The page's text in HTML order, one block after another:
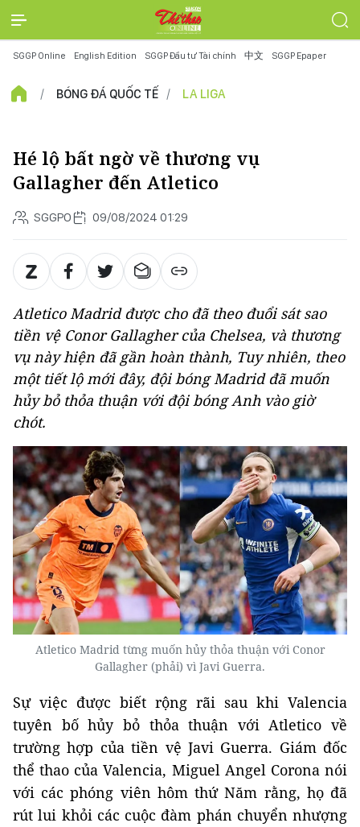
SGGP Online English Edition SGGP Đầu tư Tài chính 中文 SGGP Epaper
BÓNG ĐÁ QUỐC TẾ LA LIGA
Hé lộ bất ngờ về thương vụ
Gallagher đến Atletico
SGGPO 09/08/2024 01:29
Atletico Madrid được cho đã theo đuổi sát sao
tiền vệ Conor Gallagher của Chelsea, và thương
vụ này hiện đã gần hoàn thành, Tuy nhiên, theo
một tiết lộ mới đây, đội bóng Madrid đã muốn
hủy bỏ thỏa thuận với đội bóng Anh vào giờ
chót.
Atletico Madrid từng muốn hủy thỏa thuận với Conor
Gallagher (phải) vì Javi Guerra.
Sự việc được biết rộng rãi sau khi Valencia
tuyên bố hủy bỏ thỏa thuận với Atletico về
trường hợp của tiền vệ Javi Guerra. Giám đốc
thể thao của Valencia, Miguel Angel Corona nói
với các phóng viên hôm thứ Năm rằng, họ đã
rút lui khỏi các cuộc đàm phán chuyển nhượng